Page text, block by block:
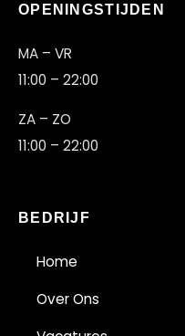
OPENINGSTIJDEN
MA – VR
11:00 – 22:00
ZA – ZO
11:00 – 22:00
BEDRIJF
Home
Over Ons